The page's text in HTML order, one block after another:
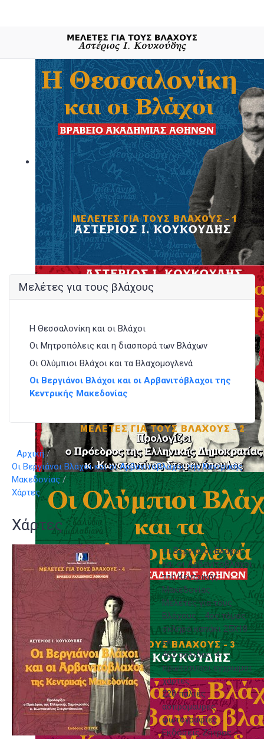
Μελέτες για τους βλάχους
Η Θεσσαλονίκη και οι Βλάχοι
Οι Μητροπόλεις και η διασπορά των Βλάχων
Οι Ολύμπιοι Βλάχοι και τα Βλαχομογλενά
Οι Βεργιάνοι Βλάχοι και οι Αρβανιτόβλαχοι της
Κεντρικής Μακεδονίας
Αρχική
Οι Βεργιάνοι Βλάχοι και οι Αρβανιτόβλαχοι της Κεντρικής
Μακεδονίας
Χάρτες
Χάρτες
Οι Βεργιάνοι Βλάχοι
και οι Αρβανιτόβλάχοι
της Κεντρικής
Μακεδονίας
Μελέτες για τους
Βλάχους - 4ος τόμος
σκληρό καπάκι 25Χ18
εκ
462 σελίδες, 4
πρωτότυποι έγχρωμοι
χάρτες
220 παλιές
ασπρόμαυρες
φωτογραφίες
Εκδόσεις Ζήτρος -